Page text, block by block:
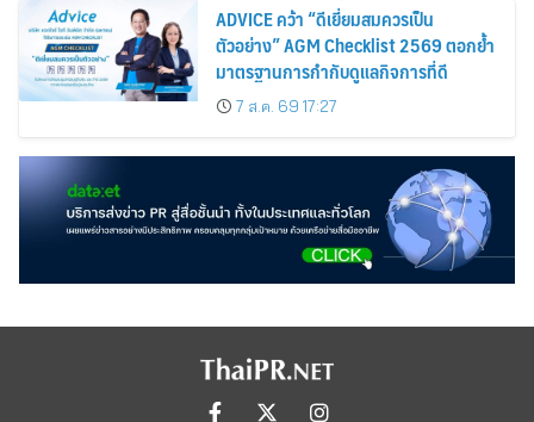
ADVICE คว้า “ดีเยี่ยมสมควรเป็น
ตัวอย่าง” AGM Checklist 2569 ตอกย้ำ
มาตรฐานการกำกับดูแลกิจการที่ดี
7 ส.ค. 69 17:27